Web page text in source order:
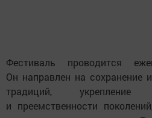
Фестиваль проводится
Он направлен на сохранение
традиций,
и преемственности